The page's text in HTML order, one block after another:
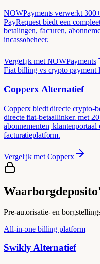
NOWPayments verwerkt
PayRequest biedt een
betalingen, facturen,
incassobeheer.
Vergelijk met NOWPayments
Fiat billing vs crypto payment
Copperx Alternatief
Copperx biedt directe crypto-
directe fiat-betaallinken met
abonnementen,
facturatieplatform.
Vergelijk met Copperx
Pre-autorisatie- en
All-in-one billing platform
SwiklyAlternatief